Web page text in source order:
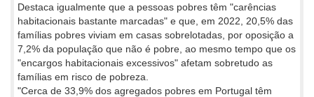
Destaca igualmente que a pessoas pobres têm "carências
habitacionais bastante marcadas" e que, em 2022, 20,5% das
famílias pobres viviam em casas sobrelotadas, por oposição a
7,2% da população que não é pobre, ao mesmo tempo que os
"encargos habitacionais excessivos" afetam sobretudo as
famílias em risco de pobreza.
"Cerca de 33,9% dos agregados pobres em Portugal têm